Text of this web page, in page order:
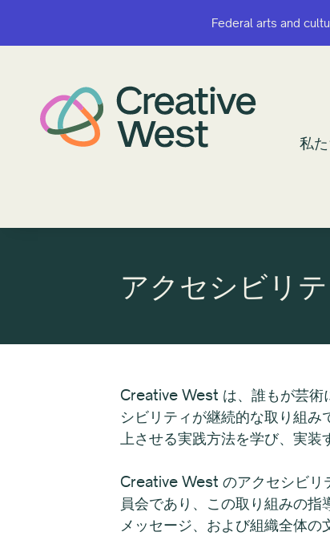
Federal arts and
私
Federal arts and
私
アクセシビリ
Creative West は、誰もが芸術
シビリティが継続的な取り組
上させる実践方法を学び、実装
Creative West のアクセシビリ
員会であり、この取り組みの
メッセージ、および組織全体